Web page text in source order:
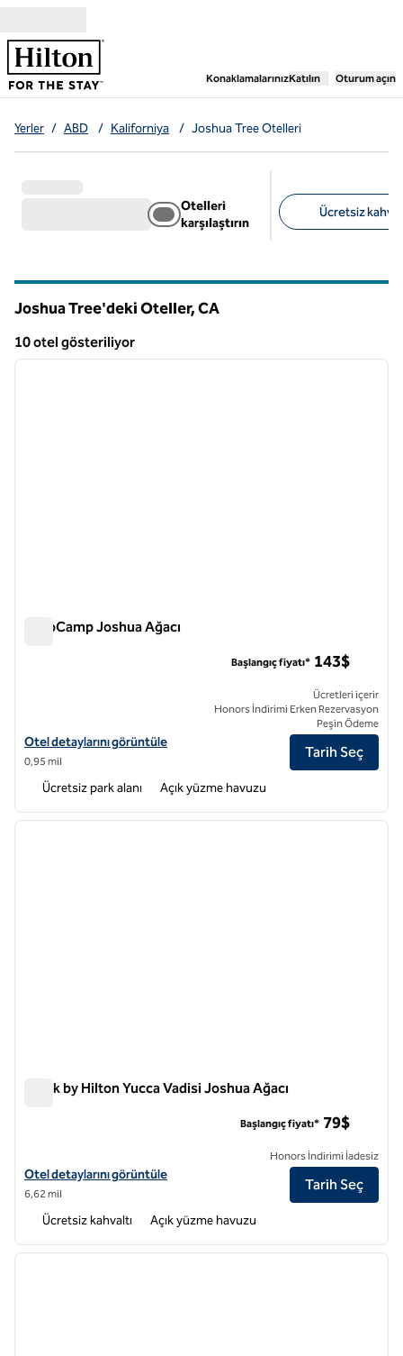
Konaklamalarınız,Yeni bir sekme
Katılın Oturum açın
Yerler / ABD / Kaliforniya / Joshua Tree Otelleri
Otelleri
karşılaştırın
Ücretsiz
Joshua Tree'deki Oteller,CA
10 otel gösteriliyor
10 otel gösteriliyor
1 / 12
AutoCamp Joshua Ağacı
AutoCamp Joshua Tree için otel detaylarını görüntüleyin
Otel detaylarını görüntüle
0,95 mil
Başlangıç fiyatı* 143$
Ücretleri içerir
Honors İndirimi Erken Rezervasyon
Peşin Ödeme
Tarih Seç
Ücretsiz park alanı Açık yüzme havuzu
1 / 7
Spark by Hilton Yucca Vadisi Joshua Ağacı
Spark by Hilton Yucca Valley Joshua Tree için otel ayrıntılarını
Otel detaylarını görüntüle
6,62 mil
Başlangıç fiyatı* 79$
Honors İndirimi İadesiz
Tarih Seç
Ücretsiz kahvaltı Açık yüzme havuzu
1 / 12